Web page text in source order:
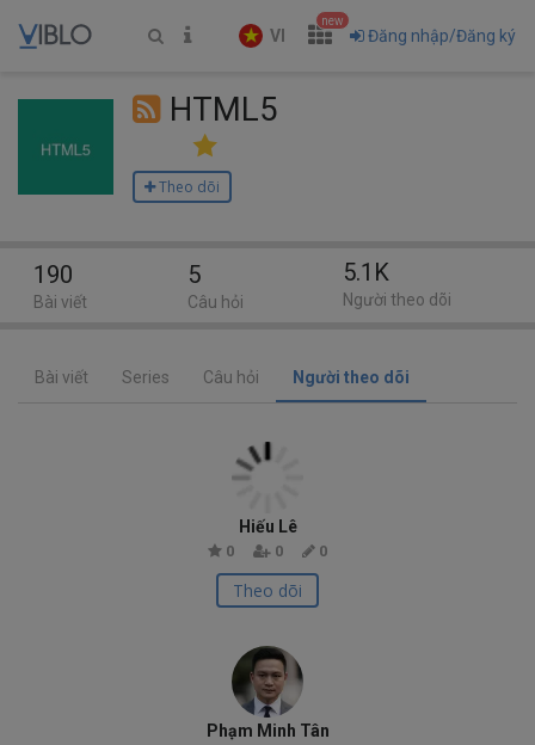
VI
new
Đăng nhập/Đăng ký
HTML5
Theo dõi
Bài viết Series Câu hỏi Người theo dõi
Hiếu Lê
0 0 0
Theo dõi
Phạm Minh Tân
190
Bài viết
5
Câu hỏi
5.1K
Người theo dõi